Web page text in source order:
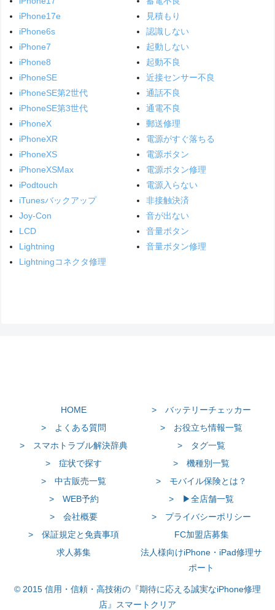
iPhone17e
iPhone6s
iPhone7
iPhone8
iPhoneSE
iPhoneSE第2世代
iPhoneSE第3世代
iPhoneX
iPhoneXR
iPhoneXS
iPhoneXSMax
iPodtouch
iTunesバックアップ
Joy-Con
LCD
Lightning
Lightningコネクタ修理
見積もり
認識しない
起動しない
起動不良
近接センサー不良
通話不良
通電不良
郵送修理
電源がすぐ落ちる
電源ボタン
電源ボタン修理
電源入らない
非接触決済
音が出ない
音量ボタン
音量ボタン修理
HOME
> バッテリーチェッカー
> よくある質問
> お役立ち情報一覧
> スマホトラブル解決辞典
> タグ一覧
> 症状で探す
> 機種別一覧
> 中古販売一覧
> モバイル保険とは？
> WEB予約
> ▶全店舗一覧
> 会社概要
> プライバシーポリシー
> 保証規定と免責事項
FC加盟店募集
求人募集
法人様向けiPhone・iPad修理サ
ポート
© 2015 信用・信頼・高技術の『期待に応える誠実なiPhone修理
店』スマートクリア